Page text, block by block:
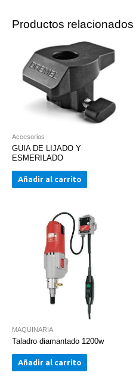
Productos relacionados
Accesorios
GUIA DE LIJADO Y
ESMERILADO
Añadir al carrito
MAQUINARIA
Taladro diamantado 1200w
Añadir al carrito